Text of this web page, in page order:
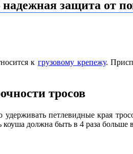
защита от
к грузовому крепежу.
тросов
удерживать петлевидные края
должна быть в 4 раза больше